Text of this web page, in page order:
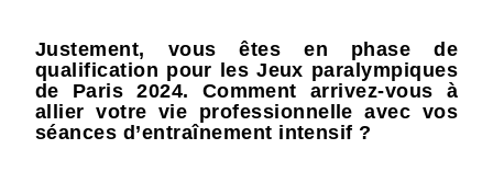
Justement, vous êtes en phase de
qualification pour les Jeux paralympiques
de Paris 2024. Comment arrivez-vous à
allier votre vie professionnelle avec vos
séances d’entraînement intensif ?